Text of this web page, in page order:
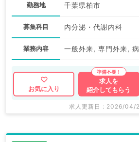
勤務地 千葉県柏市
募集科目 内分泌・代謝内科
業務内容 一般外来, 専門外来,
お気に入り
求人を
紹介してもらう
求人更新日 : 2026/04/